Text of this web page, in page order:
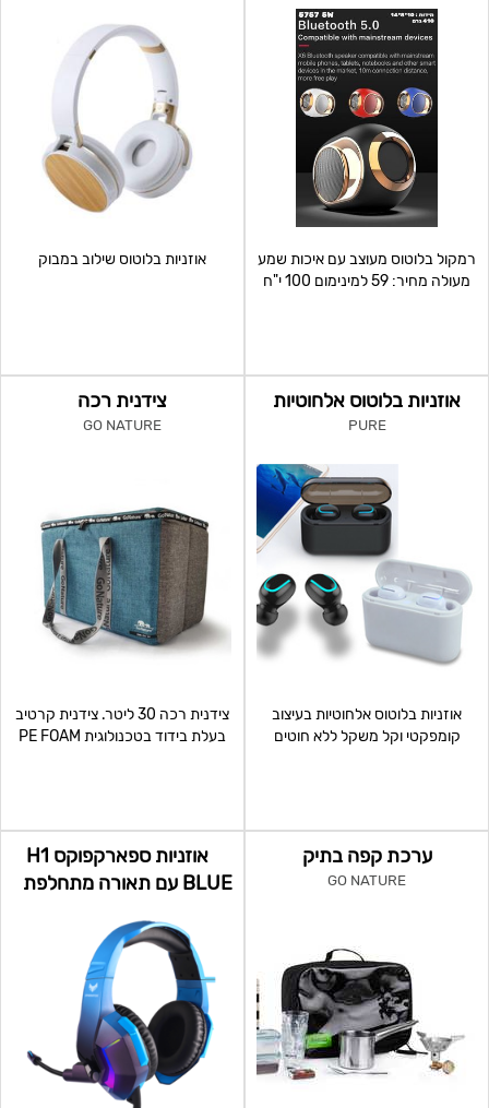
רמקול בלוטוס מעוצב עם איכות שמע
מעולה מחיר: 59 למינימום 100 י"ח
אוזניות בלוטוס שילוב במבוק
אוזניות בלוטוס אלחוטיות
PURE
אוזניות בלוטוס אלחוטיות בעיצוב
קומפקטי וקל משקל ללא חוטים
צידנית רכה
GO NATURE
צידנית רכה 30 ליטר. צידנית קרטיב
בעלת בידוד בטכנולוגית PE FOAM
ערכת קפה בתיק
GO NATURE
אוזניות ספארקפוקס H1
BLUE עם תאורה מתחלפת